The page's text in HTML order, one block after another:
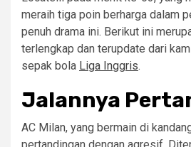
meraih tiga poin berharga dalam
penuh drama ini. Berikut ini
terlengkap dan terupdate dari
sepak bola Liga Inggris.
Jalannya
AC Milan, yang bermain di